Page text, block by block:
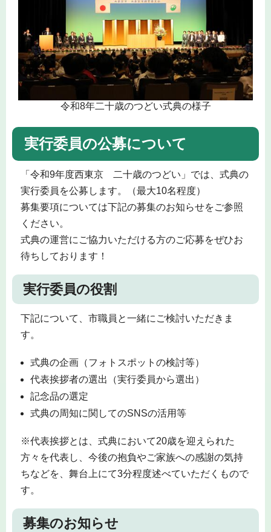
令和8年二十歳のつどい式典の様子
実行委員の公募について
「令和9年度西東京 二十歳のつどい」では、式典の
実行委員を公募します。（最大10名程度）
募集要項については下記の募集のお知らせをご参照
ください。
式典の運営にご協力いただける方のご応募をぜひお
待ちしております！
実行委員の役割
下記について、市職員と一緒にご検討いただきま
す。
式典の企画（フォトスポットの検討等）
代表挨拶者の選出（実行委員から選出）
記念品の選定
式典の周知に関してのSNSの活用等
※代表挨拶とは、式典において20歳を迎えられた
方々を代表し、今後の抱負やご家族への感謝の気持
ちなどを、舞台上にて3分程度述べていただくもので
す。
募集のお知らせ